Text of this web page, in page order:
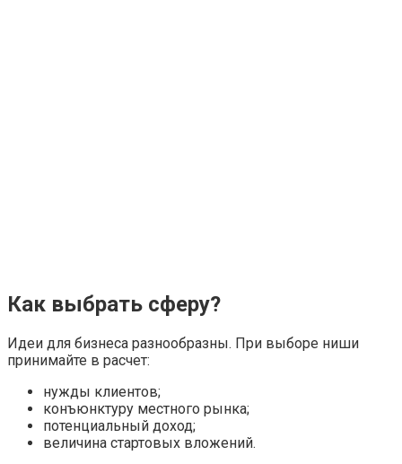
Как выбрать сферу?
Идеи для бизнеса разнообразны. При выборе ниши
принимайте в расчет:
нужды клиентов;
конъюнктуру местного рынка;
потенциальный доход;
величина стартовых вложений.